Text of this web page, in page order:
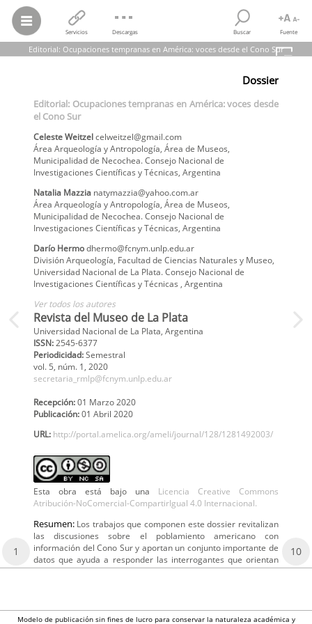
Servicios Descargas Buscar Fuente
Editorial: Ocupaciones tempranas en América: voces desde el Cono Sur
Celeste Weitzel; Natalia Mazzia; Darío Hermo; et al.
Editorial: Ocupaciones tempranas en América: voces desde el Cono
Revista del Museo de La Plata,vol.5, núm. 1, pp. 46-50, 2020
Dossier
Editorial: Ocupaciones tempranas en América: voces desde
el Cono Sur
CelesteWeitzelcelweitzel@gmail.com
Área Arqueología y Antropología, Área de Museos,
Municipalidad de Necochea. Consejo Nacional de
Investigaciones Científicas y Técnicas, Argentina
Natalia Mazzia natymazzia@yahoo.com.ar
Área Arqueología y Antropología, Área de Museos,
Municipalidad de Necochea. Consejo Nacional de
Investigaciones Científicas y Técnicas, Argentina
Darío Hermodhermo@fcnym.unlp.edu.ar
División Arqueología, Facultad de Ciencias Naturales y Museo,
Universidad Nacional de La Plata. Consejo Nacional de
Investigaciones Científicas y Técnicas , Argentina
Ver todos los autores
Revista del Museo de La Plata
Universidad Nacional de La Plata, Argentina
ISSN:2545-6377
Periodicidad:Semestral
vol. 5,
núm. 1, 2020
secretaria_rmlp@fcnym.unlp.edu.ar
Recepción:
01 Marzo 2020
Publicación:
01 Abril 2020
URL: http://portal.amelica.org/ameli/journal/128/1281492003/
Esta obra está bajo una Licencia Creative Commons
Atribución-NoComercial-CompartirIgual 4.0 Internacional.
Resumen: Los trabajos que componen este dossier revitalizan
las discusiones sobre el poblamiento americano con
información del Cono Sur y aportan un conjunto importante de
datos que ayuda a responder las interrogantes que orientan
1 10
Modelo de publicación sin fines de lucro para conservar la naturaleza académica y